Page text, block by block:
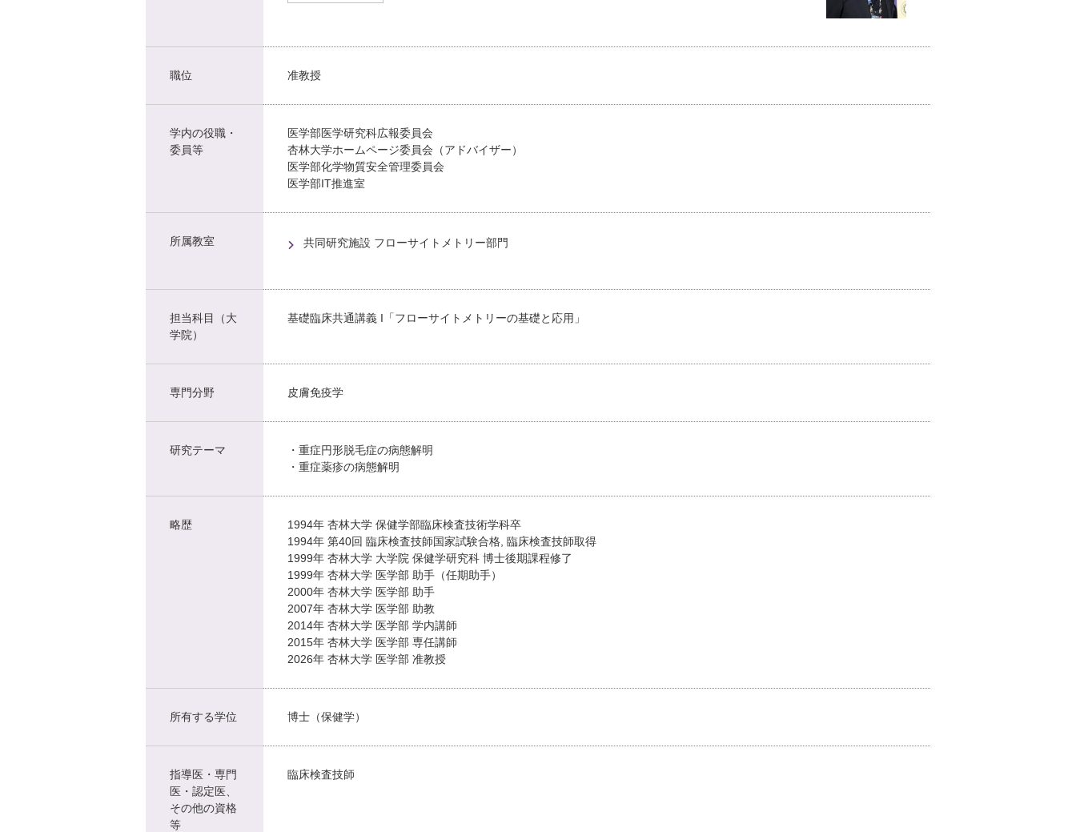
職位 准教授
学内の役職・
委員等
医学部医学研究科広報委員会
杏林大学ホームページ委員会（アドバイザー）
医学部化学物質安全管理委員会
医学部IT推進室
所属教室 共同研究施設 フローサイトメトリー部門
担当科目（大
学院）
基礎臨床共通講義 I「フローサイトメトリーの基礎と応用」
専門分野 皮膚免疫学
研究テーマ
・重症円形脱毛症の病態解明
・重症薬疹の病態解明
略歴
1994年 杏林大学 保健学部臨床検査技術学科卒
1994年 第40回 臨床検査技師国家試験合格, 臨床検査技師取得
1999年 杏林大学 大学院 保健学研究科 博士後期課程修了
1999年 杏林大学 医学部 助手（任期助手）
2000年 杏林大学 医学部 助手
2007年 杏林大学 医学部 助教
2014年 杏林大学 医学部 学内講師
2015年 杏林大学 医学部 専任講師
2026年 杏林大学 医学部 准教授
所有する学位 博士（保健学）
指導医・専門
医・認定医、
その他の資格
等
臨床検査技師